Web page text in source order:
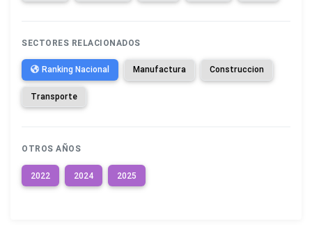
SECTORES RELACIONADOS
Ranking Nacional Manufactura Construccion
Transporte
OTROS AÑOS
2022 2024 2025